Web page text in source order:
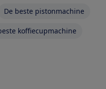
De beste pistonmachine
koffiecupmachine